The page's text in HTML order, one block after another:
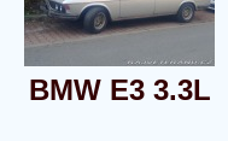
BMW E3 3.3L